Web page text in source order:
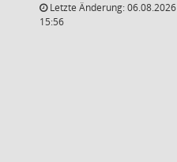
Letzte Änderung: 06.08.2026
15:56